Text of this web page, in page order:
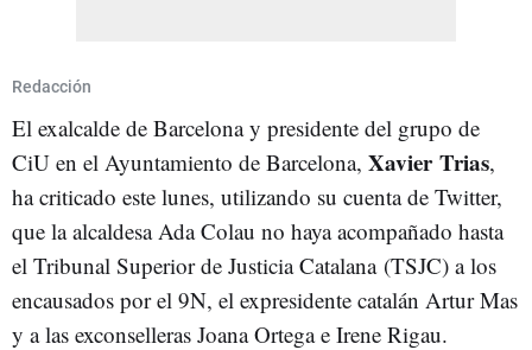
Redacción
El exalcalde de Barcelona y presidente del grupo de
CiU en el Ayuntamiento de Barcelona, Xavier Trias,
ha criticado este lunes, utilizando su cuenta de Twitter,
que la alcaldesa Ada Colau no haya acompañado hasta
el Tribunal Superior de Justicia Catalana (TSJC) a los
encausados por el 9N, el expresidente catalán Artur Mas
y a las exconselleras Joana Ortega e Irene Rigau.